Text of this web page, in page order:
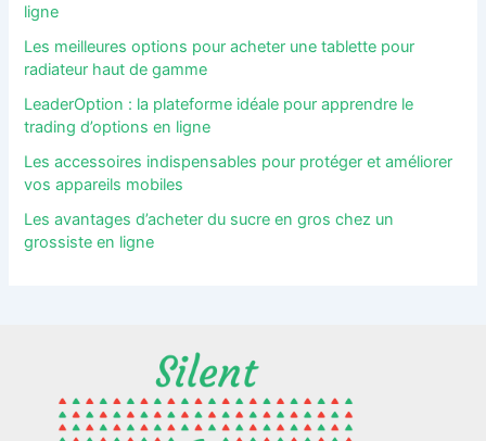
ligne
Les meilleures options pour acheter une tablette pour
radiateur haut de gamme
LeaderOption : la plateforme idéale pour apprendre le
trading d’options en ligne
Les accessoires indispensables pour protéger et améliorer
vos appareils mobiles
Les avantages d’acheter du sucre en gros chez un
grossiste en ligne